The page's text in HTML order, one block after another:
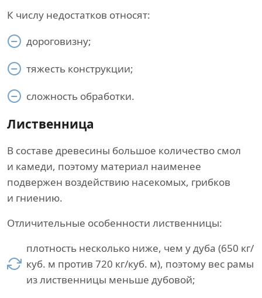
К числу недостатков относят:
дороговизну;
тяжесть конструкции;
сложность обработки.
Лиственница
В составе древесины большое количество смол
и камеди, поэтому материал наименее
подвержен воздействию насекомых, грибков
и гниению.
Отличительные особенности лиственницы:
плотность несколько ниже, чем у дуба (650 кг/
куб. м против 720 кг/куб. м), поэтому вес рамы
из лиственницы меньше дубовой;